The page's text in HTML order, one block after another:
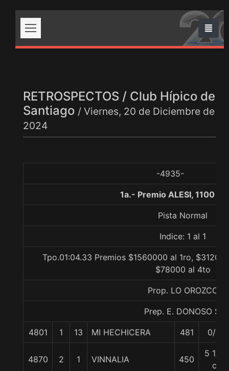
RETROSPECTOS / Club Hípico de
Santiago / Viernes, 20 de Diciembre de
2024
-4935-
1a.- Premio ALESI, 1100
Pista Normal
Indice: 1 al 1
Tpo.01:04.33 Premios $1560000 al 1ro,
$78000 al 4to
Prop. LO OROZCO
Prep. E. DONOSO S.
4801 1 13 MI HECHICERA 481 0/0
4870 2 1 VINNALIA 450
5 1/4
c